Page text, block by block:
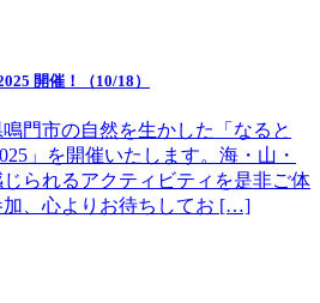
開催！（10/18）
門市の自然を生かした「なると
」を開催いたします。海・山・
られるアクティビティを是非ご体
、心よりお待ちしてお […]